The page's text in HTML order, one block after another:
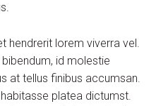
hendrerit lorem viverra vel.
id molestie
at tellus finibus accumsan.
platea dictumst.